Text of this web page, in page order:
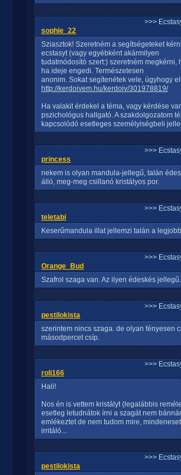
>>>
sophie_22
Sziasztok! Szeretném a segítségeteket
ecstasyt (vagy egyébként akármilyen
tudatmódosító szert:) szeretném
ha ideje engedi. Természetesen
anonim. Sokat segítenétek vele, úgyhogy
http://kerdoivem.hu/kerdoiv/301978819/
Ha valakit érdekel a téma, vagy kérdése
pszichológus hallgató. A szakdolgozatom
kapcsolódó esetleges személyiségbeli
>>>
princess
nekem is olyan mandula-jellegű, talán
álló, meg-meg csillanó kristályos por.
>>>
teletabi
Keserűmandula illat jellemzi talán a
>>>
Orange_Bud
Szafrol szaga van. Az ilyen édeskés jellegű.
>>>
pestilokista
szerintem nincs szaga. de olyan fényesen
másodpercet csíp.
>>>
roli166
Hali!
Nos én is vettem kristályt (legalábbis
esetleg letudnátok írni a szagát nem
emlékeztet de nem tudom mire,
irritáló...
>>>
pestilokista